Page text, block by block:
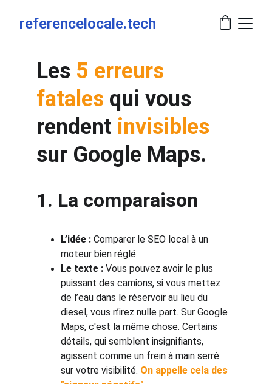
referencelocale.tech
Les 5 erreurs
fatales qui vous
rendent invisibles
sur Google Maps.
1. La comparaison
L’idée : Comparer le SEO local à un
moteur bien réglé.
Le texte : Vous pouvez avoir le plus
puissant des camions, si vous mettez
de l’eau dans le réservoir au lieu du
diesel, vous n’irez nulle part. Sur Google
Maps, c'est la même chose. Certains
détails, qui semblent insignifiants,
agissent comme un frein à main serré
sur votre visibilité. On appelle cela des